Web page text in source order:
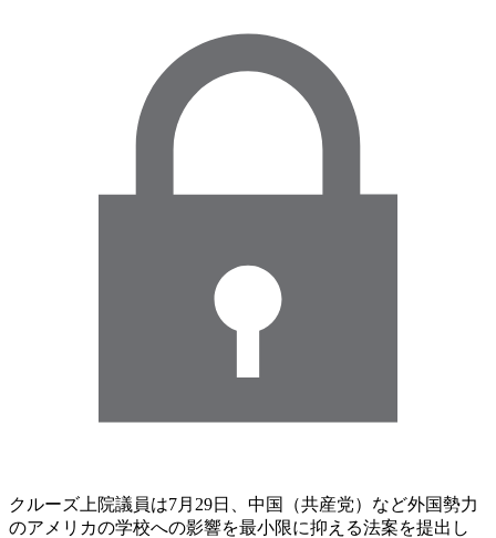
クルーズ上院議員は7月29日、中国（共産党）など外国勢力
のアメリカの学校への影響を最小限に抑える法案を提出し